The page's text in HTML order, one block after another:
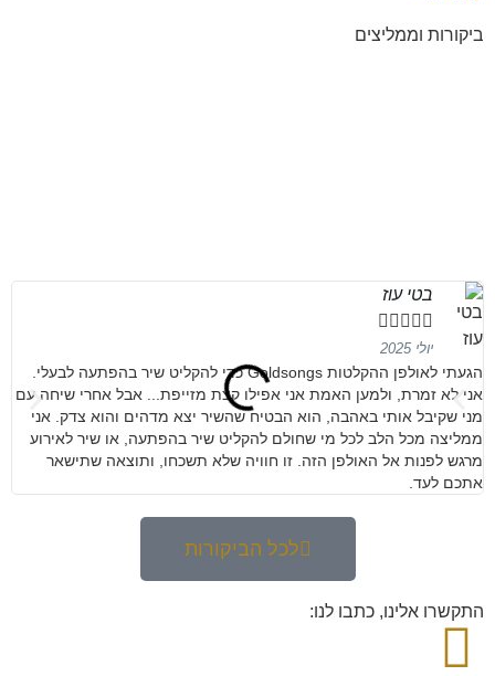
ביקורות וממליצים
בטי עוז
    
יולי 2025
הגעתי לאולפן ההקלטות Goldsongs כדי להקליט שיר בהפתעה לבעלי.
אני לא זמרת, ולמען האמת אני אפילו קצת מזייפת... אבל אחרי שיחה עם
מני שקיבל אותי באהבה, הוא הבטיח שהשיר יצא מדהים והוא צדק. אני
ממליצה מכל הלב לכל מי שחולם להקליט שיר בהפתעה, או שיר לאירוע
מרגש לפנות אל האולפן הזה. זו חוויה שלא תשכחו, ותוצאה שתישאר
אתכם לעד.
לכל הביקורות
התקשרו אלינו, כתבו לנו: